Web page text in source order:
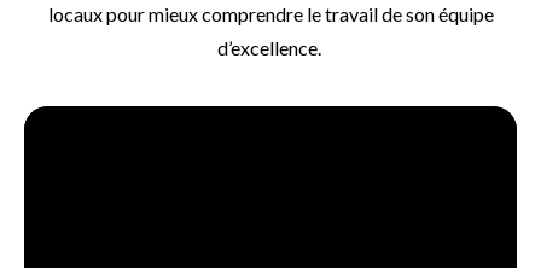
locaux pour mieux comprendre le travail de son équipe
d’excellence.